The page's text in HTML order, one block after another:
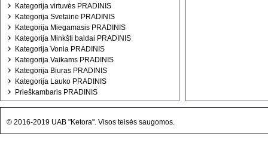
Kategorija virtuvės PRADINIS
Kategorija Svetainė PRADINIS
Kategorija Miegamasis PRADINIS
Kategorija Minkšti baldai PRADINIS
Kategorija Vonia PRADINIS
Kategorija Vaikams PRADINIS
Kategorija Biuras PRADINIS
Kategorija Lauko PRADINIS
Prieškambaris PRADINIS
© 2016-2019 UAB "Ketora". Visos teisės saugomos.